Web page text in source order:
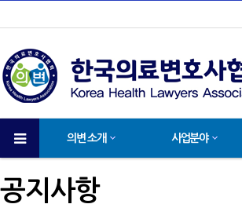
의변 소개 사업분야
공지사항